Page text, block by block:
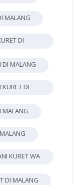
MALANG
DI
MALANG
DI
MALANG
KURET WA
DI MALANG